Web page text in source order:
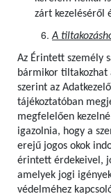
zárt kezeléséről
A
Az Érintett személy
bármikor tiltakozhat
szerint az
tájékoztatóban
megfelelően
igazolnia, hogy a
erejű jogos okok
érintett érdekeivel,
amelyek jogi
védelméhez